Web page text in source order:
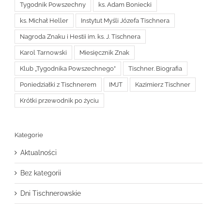
Tygodnik Powszechny ks. Adam Boniecki
ks. Michał Heller Instytut Myśli Józefa Tischnera
Nagroda Znaku i Hestii im. ks. J. Tischnera
Karol Tarnowski Miesięcznik Znak
Klub „Tygodnika Powszechnego” Tischner. Biografia
Poniedziałki z Tischnerem IMJT Kazimierz Tischner
Krótki przewodnik po życiu
Kategorie
Aktualności
Bez kategorii
Dni Tischnerowskie